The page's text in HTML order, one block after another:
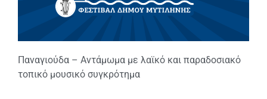
Παναγιούδα – Αντάμωμα με λαϊκό και παραδοσιακό
τοπικό μουσικό συγκρότημα